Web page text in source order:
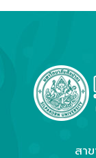
สา
คณะสัตว
ที่อยู่: เลขที่